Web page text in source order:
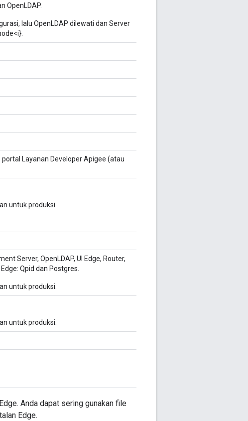
OpenLDAP.
lalu OpenLDAP dilewati dan Server
Layanan Developer Apigee (atau
untuk produksi.
Server, OpenLDAP, UI Edge, Router,
Qpid dan Postgres.
untuk produksi.
untuk produksi.
Anda dapat sering gunakan file
Edge.